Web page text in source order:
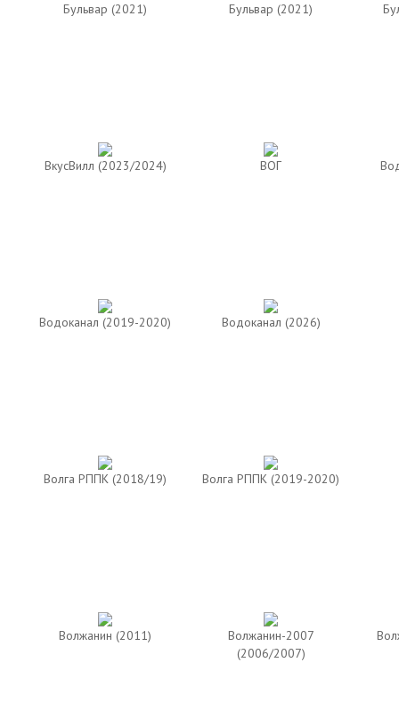
Бульвар (2021) Бульвар (2021)
ВкусВилл (2023/2024) ВОГ
Водоканал (2019-2020) Водоканал (2026)
Волга РППК (2018/19) Волга РППК (2019-2020)
Волжанин (2011)
Волжанин-2007
(2006/2007)